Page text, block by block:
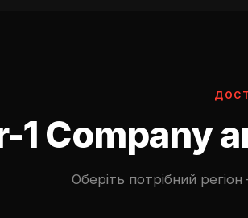
1 Company
Оберіть потрібний